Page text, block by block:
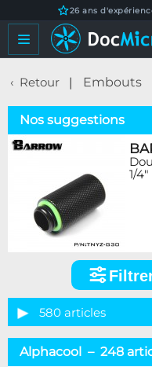
26 ans
Retour Embouts
Nos suggestions
1/
articles
Catégorie
Embouts tuyaux
580 articles
Alphacool – 248